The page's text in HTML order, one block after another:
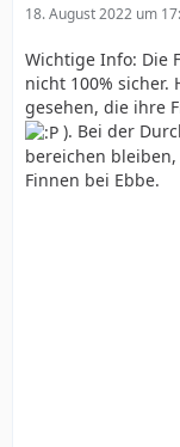
18. August 2022 um
Wichtige Info: Die
nicht 100% sicher.
gesehen, die ihre
). Bei der
bereichen
Finnen bei Ebbe.